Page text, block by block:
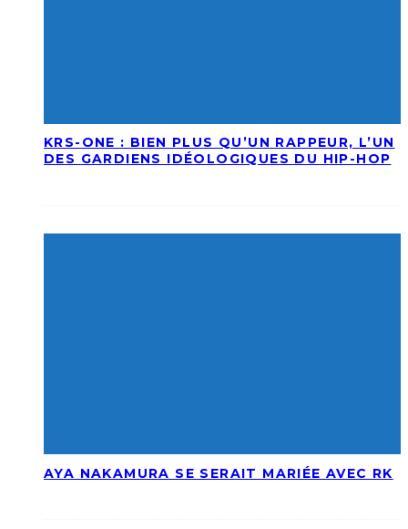
KRS-ONE : BIEN PLUS QU’UN RAPPEUR, L’UN
DES GARDIENS IDÉOLOGIQUES DU HIP-HOP
AYA NAKAMURA SE SERAIT MARIÉE AVEC RK